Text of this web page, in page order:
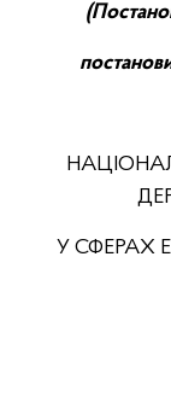
(П
У СФЕРАХ